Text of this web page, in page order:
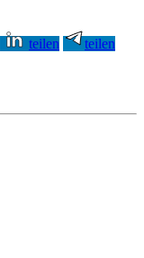
teilen
teilen